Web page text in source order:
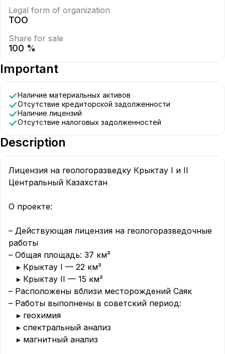
Legal form of organization
ТОО
Share for sale
100 %
Important
Наличие материальных активов
Отсутствие кредиторской задолженности
Наличие лицензий
Отсутствие налоговых задолженностей
Description
Лицензия на геологоразведку Крыктау I и II
Центральный Казахстан
О проекте:
– Действующая лицензия на геологоразведочные
работы
– Общая площадь: 37 км²
▸ Крыктау I — 22 км²
▸ Крыктау II — 15 км²
– Расположены вблизи месторождений Саяк
– Работы выполнены в советский период:
▸ геохимия
▸ спектральный анализ
▸ магнитный анализ